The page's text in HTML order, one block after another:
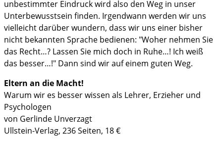
unbestimmter Eindruck wird also den Weg in unser
Unterbewusstsein finden. Irgendwann werden wir uns
vielleicht darüber wundern, dass wir uns einer bisher
nicht bekannten Sprache bedienen: "Woher nehmen Sie
das Recht…? Lassen Sie mich doch in Ruhe…! Ich weiß
das besser…!" Dann sind wir auf einem guten Weg.
Eltern an die Macht!
Warum wir es besser wissen als Lehrer, Erzieher und
Psychologen
von Gerlinde Unverzagt
Ullstein-Verlag, 236 Seiten, 18 €